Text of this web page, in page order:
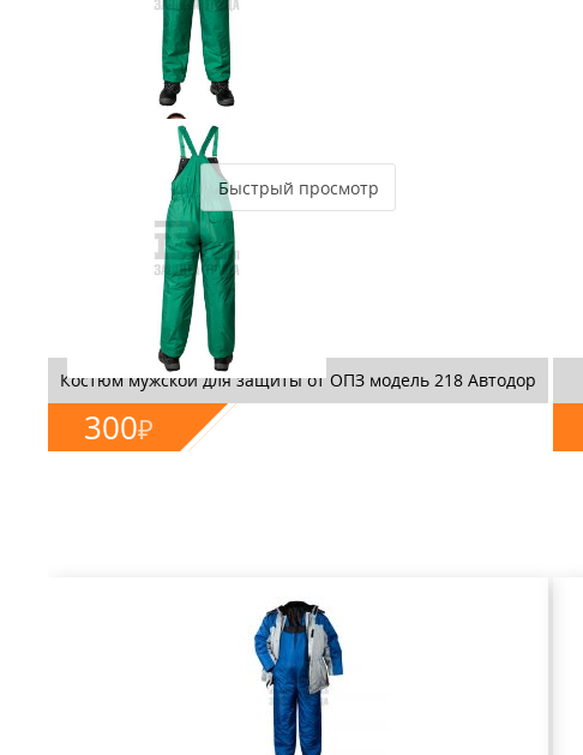
Костюм мужской для защиты от ОПЗ модель 218 Автодор
300₽
Быстрый просмотр